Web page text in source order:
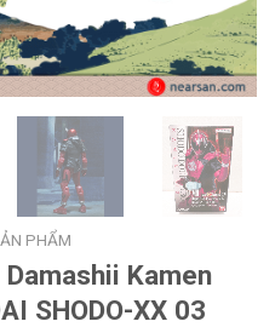
PHẨM
Kamen
SHODO-XX 03